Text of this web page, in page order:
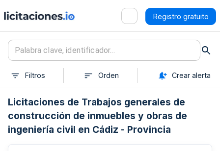
Registro gratuito
Filtros Orden Crear alerta
Licitaciones de Trabajos generales de
construcción de inmuebles y obras de
ingeniería civil en Cádiz - Provincia